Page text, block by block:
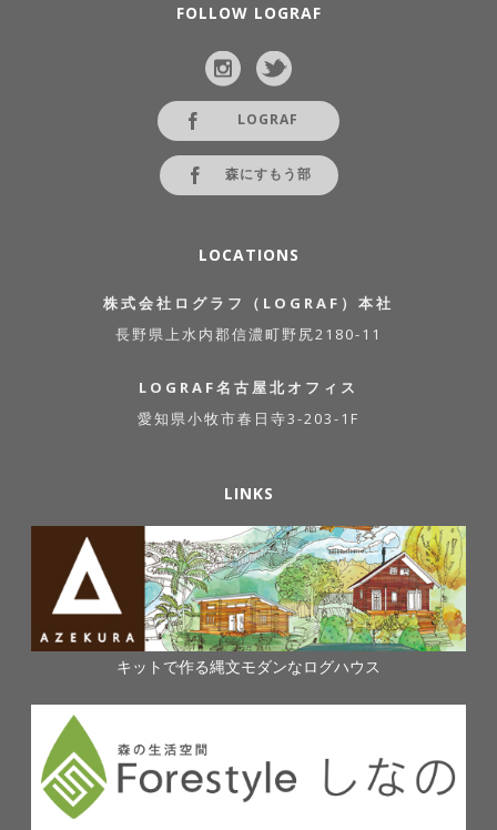
FOLLOW LOGRAF
LOGRAF
森にすもう部
LOCATIONS
株式会社ログラフ（LOGRAF）本社
長野県上水内郡信濃町野尻2180-11
LOGRAF名古屋北オフィス
愛知県小牧市春日寺3-203-1F
LINKS
キットで作る縄文モダンなログハウス